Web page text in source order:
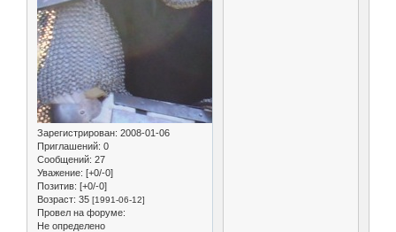
Зарегистрирован: 2008-01-06
Приглашений: 0
Сообщений: 27
Уважение: [+0/-0]
Позитив: [+0/-0]
Возраст: 35 [1991-06-12]
Провел на форуме:
Не определено